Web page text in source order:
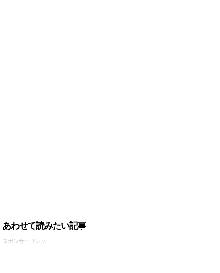
あわせて読みたい記事
スポンサーリンク